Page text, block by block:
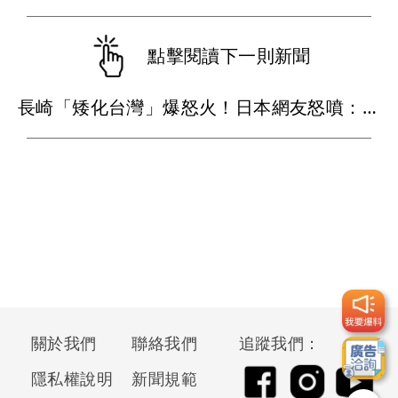
點擊閱讀下一則新聞
長崎「矮化台灣」爆怒火！日本網友怒噴：難道真在顧忌中國？
關於我們
聯絡我們
隱私權說明
新聞規範
追蹤我們：